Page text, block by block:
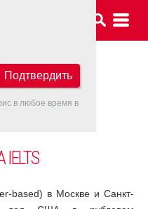
based) в Москве и Санкт-
Подтвердить
в любое время в